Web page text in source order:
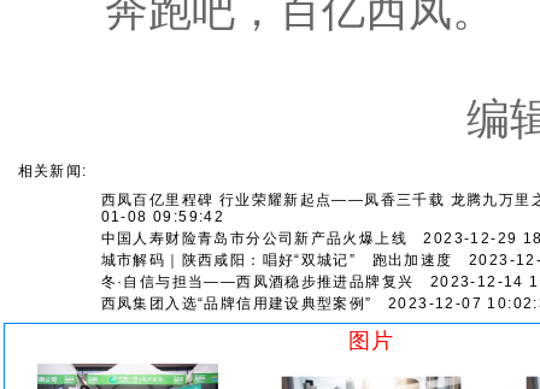
奔跑吧，百亿西凤。
编
相关新闻:
西凤百亿里程碑 行业荣耀新起点——凤香三千载 龙腾九万里
01-08 09:59:42
中国人寿财险青岛市分公司新产品火爆上线 2023-12-29
城市解码｜陕西咸阳：唱好“双城记” 跑出加速度
2023-
冬·自信与担当——西凤酒稳步推进品牌复兴
2023-12-14
西凤集团入选“品牌信用建设典型案例”
2023-12-07
图片